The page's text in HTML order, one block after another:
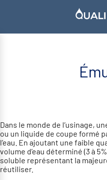
Dans le monde de l’usinage,
ou un liquide de coupe formé
l’eau. En ajoutant une faible
volume d’eau déterminé (3 à
soluble représentant la
réutiliser.